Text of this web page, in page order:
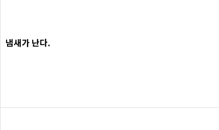
냄새가 난다.